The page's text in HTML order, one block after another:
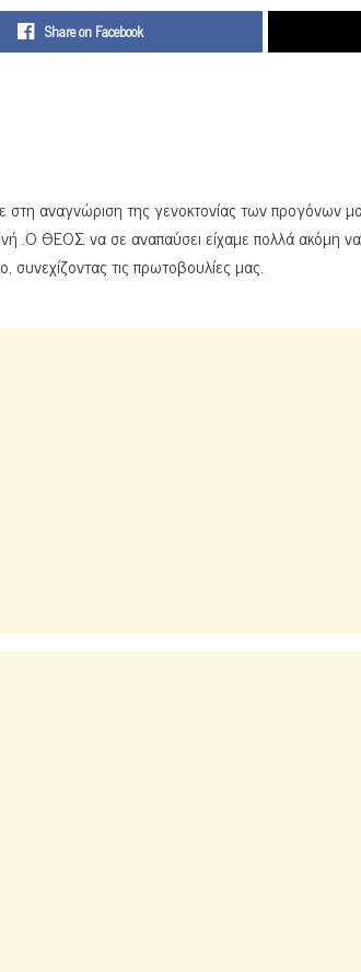
Share on Facebook
στη αναγνώριση της γενοκτονίας των προγόνων
.Ο ΘΕΟΣ να σε αναπαύσει είχαμε πολλά ακόμη
συνεχίζοντας τις πρωτοβουλίες μας.